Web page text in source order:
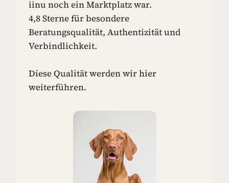
iinu noch ein Marktplatz war.
4,8 Sterne für besondere
Beratungsqualität, Authentizität und
Verbindlichkeit.
Diese Qualität werden wir hier
weiterführen.